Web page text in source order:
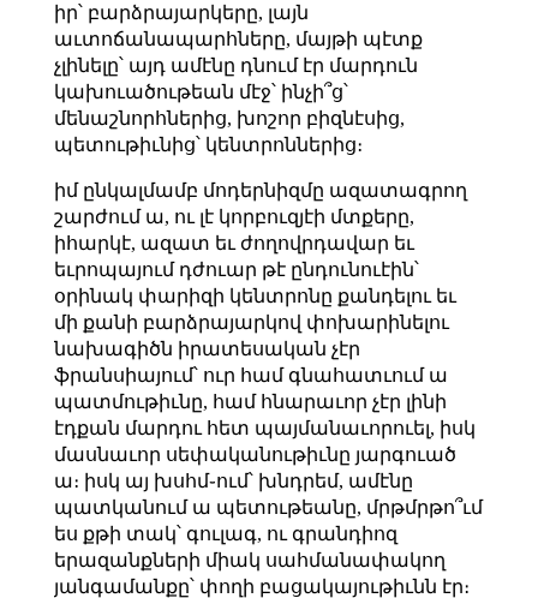
իր՝ բարձրայարկերը, լայն
աւտոճանապարհները, մայթի պէտք
չլինելը՝ այդ ամէնը դնում էր մարդուն
կախուածութեան մէջ՝ ինչի՞ց՝
մենաշնորհներից, խոշոր բիզնէսից,
պետութիւնից՝ կենտրոններից։
իմ ընկալմամբ մոդերնիզմը ազատագրող
շարժում ա, ու լէ կորբուզյէի մտքերը,
իհարկէ, ազատ եւ ժողովրդավար եւ
եւրոպայում դժուար թէ ընդունուէին՝
օրինակ փարիզի կենտրոնը քանդելու եւ
մի քանի բարձրայարկով փոխարինելու
նախագիծն իրատեսական չէր
ֆրանսիայում՝ ուր համ գնահատւում ա
պատմութիւնը, համ հնարաւոր չէր լինի
էդքան մարդու հետ պայմանաւորուել, իսկ
մասնաւոր սեփականութիւնը յարգուած
ա։ իսկ այ խսհմ֊ում՝ խնդրեմ, ամէնը
պատկանում ա պետութեանը, մրթմրթո՞ւմ
ես քթի տակ՝ գուլագ, ու գրանդիոզ
երազանքների միակ սահմանափակող
յանգամանքը՝ փողի բացակայութիւնն էր։